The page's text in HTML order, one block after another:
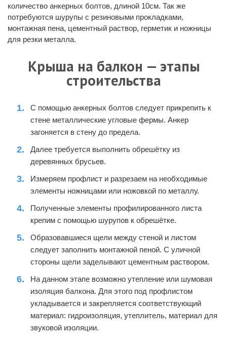
количество анкерных болтов, длиной 10см. Так же
потребуются шурупы с резиновыми прокладками,
монтажная пена, цементный раствор, герметик и ножницы
для резки металла.
Крыша на балкон — этапы
строительства
С помощью анкерных болтов следует прикрепить к
стене металлические угловые фермы. Анкер
загоняется в стену до предела.
Далее требуется выполнить обрешётку из
деревянных брусьев.
Измеряем профлист и разрезаем на необходимые
элементы ножницами или ножовкой по металлу.
Полученные элементы профилированного листа
крепим с помощью шурупов к обрешётке.
Образовавшиеся щели между стеной и листом
следует заполнить монтажной пеной. С уличной
стороны щели заделывают цементным раствором.
На данном этапе возможно утепление или шумовая
изоляция балкона. Для этого под профлистом
укладывается и закрепляется соответствующий
материал: гидроизоляция, утеплитель, материал для
звуковой изоляции.